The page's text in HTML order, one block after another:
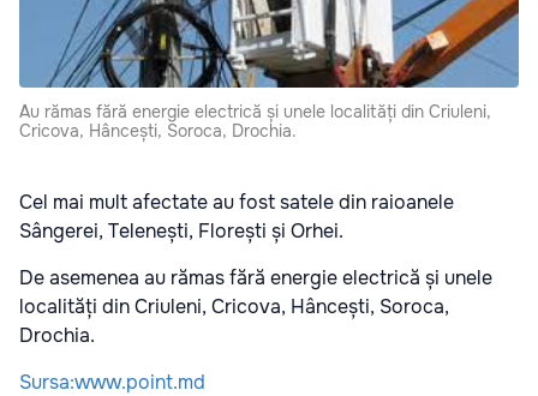
Au rămas fără energie electrică și unele localități din Criuleni,
Cricova, Hâncești, Soroca, Drochia.
Cel mai mult afectate au fost satele din raioanele
Sângerei, Telenești, Florești și Orhei.
De asemenea au rămas fără energie electrică și unele
localități din Criuleni, Cricova, Hâncești, Soroca,
Drochia.
Sursa:www.point.md